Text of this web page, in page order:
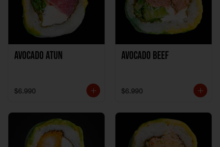
Avocado Atun
$6.990
Avocado Beef
$6.990